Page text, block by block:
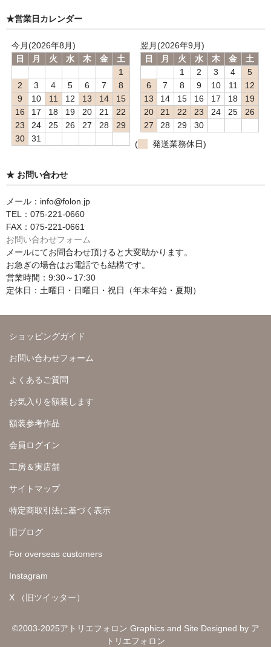
★営業日カレンダー
今月(2026年8月)
日
月 火 水 木 金
土
1
2
3 4 5 6 7
8
9
10 11 12 13 14
15
16
17 18 19 20 21
22
23
24 25 26 27 28
29
30
31
翌月(2026年9月)
日
月 火 水 木 金
土
1
2 3 4
5
6
7 8 9 10 11
12
13
14 15 16 17 18
19
20
21 22 23 24 25
26
27
28 29
30
(
発送業務休日)
★ お問い合わせ
メール：info@folon.jp
TEL：075-221-0660
FAX：075-221-0661
お問い合わせフォーム
メールにてお問合わせ頂けると大変助かります。
お急ぎの場合はお電話でも結構です。
営業時間：9:30～17:30
定休日：土曜日・日曜日・祝日（年末年始・夏期）
ショッピングガイド
お問い合わせフォーム
よくあるご質問
お気入りを額装します
額装参考作品
会員ログイン
工房＆実店舗
サイトマップ
特定商取引法に基づく表示
旧ブログ
For overseas customers
Instagram
X （旧ツイッター）
©2003-2025アトリエフォロン Graphics and Site Designed by ア
トリエフォロン